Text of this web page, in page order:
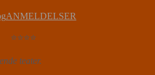
ANMELDELSER
⭐⭐⭐⭐
teater.